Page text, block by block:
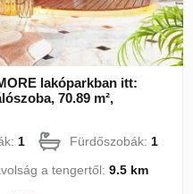
lakóparkban itt:
70.89 m²,
1 Fürdőszobák: 1
a tengertől:9.5 km